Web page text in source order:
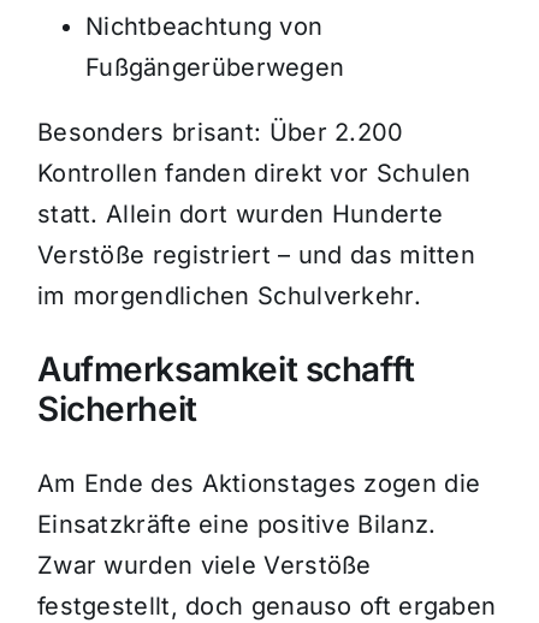
Nichtbeachtung von
Fußgängerüberwegen
Besonders brisant: Über 2.200
Kontrollen fanden direkt vor Schulen
statt. Allein dort wurden Hunderte
Verstöße registriert – und das mitten
im morgendlichen Schulverkehr.
Aufmerksamkeit schafft
Sicherheit
Am Ende des Aktionstages zogen die
Einsatzkräfte eine positive Bilanz.
Zwar wurden viele Verstöße
festgestellt, doch genauso oft ergaben